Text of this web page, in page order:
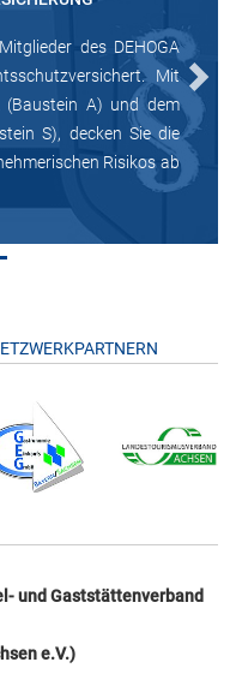
des DEHOGA
Mit
(Baustein A) und dem
S), decken Sie die
Risikos ab
Next
und Gaststättenverband
e.V.)